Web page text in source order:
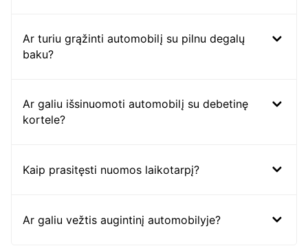
Ar turiu grąžinti automobilį su pilnu degalų
baku?
Ar galiu išsinuomoti automobilį su debetinę
kortele?
Kaip prasitęsti nuomos laikotarpį?
Ar galiu vežtis augintinį automobilyje?